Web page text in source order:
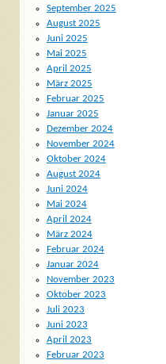
September 2025
August 2025
Juni 2025
Mai 2025
April 2025
März 2025
Februar 2025
Januar 2025
Dezember 2024
November 2024
Oktober 2024
August 2024
Juni 2024
Mai 2024
April 2024
März 2024
Februar 2024
Januar 2024
November 2023
Oktober 2023
Juli 2023
Juni 2023
April 2023
Februar 2023